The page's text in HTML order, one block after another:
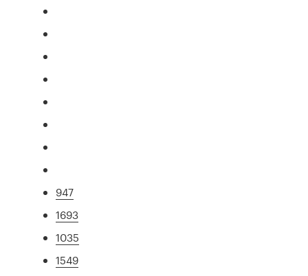
947
1693
1035
1549